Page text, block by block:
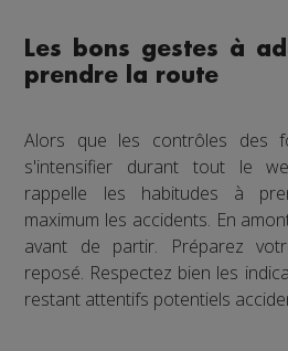
Les bons gestes à
prendre la route
Alors que les contrôles des
s'intensifier durant tout le
rappelle les habitudes à
maximum les accidents. En
avant de partir. Préparez
reposé. Respectez bien les
restant attentifs potentiels